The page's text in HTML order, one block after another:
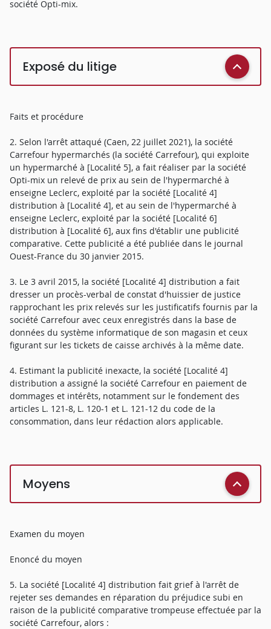
société Opti-mix.
Exposé du litige
Faits et procédure
2. Selon l'arrêt attaqué (Caen, 22 juillet 2021), la société
Carrefour hypermarchés (la société Carrefour), qui exploite
un hypermarché à [Localité 5], a fait réaliser par la société
Opti-mix un relevé de prix au sein de l'hypermarché à
enseigne Leclerc, exploité par la société [Localité 4]
distribution à [Localité 4], et au sein de l'hypermarché à
enseigne Leclerc, exploité par la société [Localité 6]
distribution à [Localité 6], aux fins d'établir une publicité
comparative. Cette publicité a été publiée dans le journal
Ouest-France du 30 janvier 2015.
3. Le 3 avril 2015, la société [Localité 4] distribution a fait
dresser un procès-verbal de constat d'huissier de justice
rapprochant les prix relevés sur les justificatifs fournis par la
société Carrefour avec ceux enregistrés dans la base de
données du système informatique de son magasin et ceux
figurant sur les tickets de caisse archivés à la même date.
4. Estimant la publicité inexacte, la société [Localité 4]
distribution a assigné la société Carrefour en paiement de
dommages et intérêts, notamment sur le fondement des
articles L. 121-8, L. 120-1 et L. 121-12 du code de la
consommation, dans leur rédaction alors applicable.
Moyens
Examen du moyen
Enoncé du moyen
5. La société [Localité 4] distribution fait grief à l'arrêt de
rejeter ses demandes en réparation du préjudice subi en
raison de la publicité comparative trompeuse effectuée par la
société Carrefour, alors :